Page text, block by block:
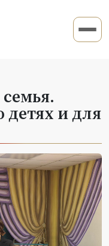
детях и для